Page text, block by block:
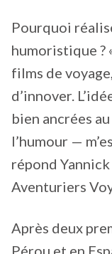
Pourquoi
humoristique ?
films de
d’innover.
bien ancrées
l’humour —
répond
Aventuriers
Après deux
Pérou et en